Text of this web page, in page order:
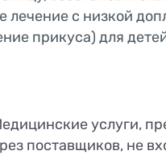
лечение с низкой
прикуса) для
услуги,
поставщиков, не